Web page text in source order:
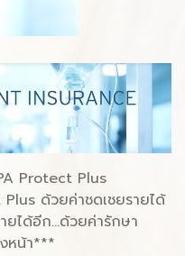
Protect Plus
ด้วยค่าชดเชยรายได้
ได้อีก...ด้วยค่ารักษา
หน้า***